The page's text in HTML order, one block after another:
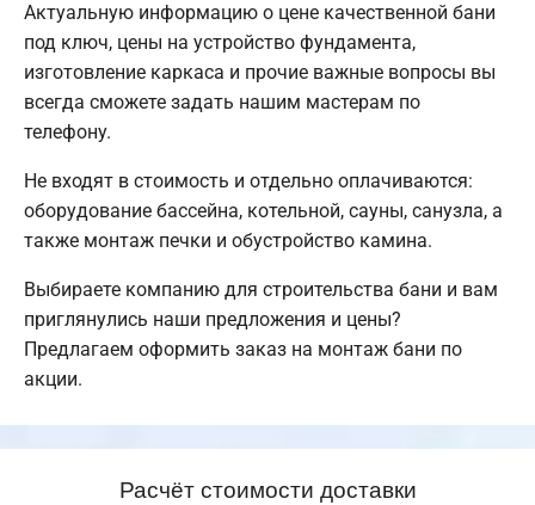
Актуальную информацию о цене качественной бани
под ключ, цены на устройство фундамента,
изготовление каркаса и прочие важные вопросы вы
всегда сможете задать нашим мастерам по
телефону.
Не входят в стоимость и отдельно оплачиваются:
оборудование бассейна, котельной, сауны, санузла, а
также монтаж печки и обустройство камина.
Выбираете компанию для строительства бани и вам
приглянулись наши предложения и цены?
Предлагаем оформить заказ на монтаж бани по
акции.
Расчёт стоимости доставки